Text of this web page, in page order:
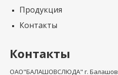
Продукция
Контакты
Контакты
ОАО"БАЛАШОВСЛЮДА" г. Балашов